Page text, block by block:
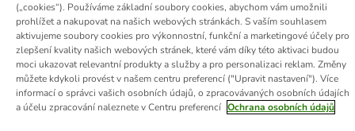
© zooplus SE 2026
(„cookies“). Používáme základní soubory cookies, abychom vám umožnili
prohlížet a nakupovat na našich webových stránkách. S vaším souhlasem
aktivujeme soubory cookies pro výkonnostní, funkční a marketingové účely pro
zlepšení kvality našich webových stránek, které vám díky této aktivaci budou
moci ukazovat relevantní produkty a služby a pro personalizaci reklam. Změny
můžete kdykoli provést v našem centru preferencí ("Upravit nastavení"). Více
informací o správci vašich osobních údajů, o zpracovávaných osobních údajích
a účelu zpracování naleznete v Centru preferencí Ochrana osobních údajů